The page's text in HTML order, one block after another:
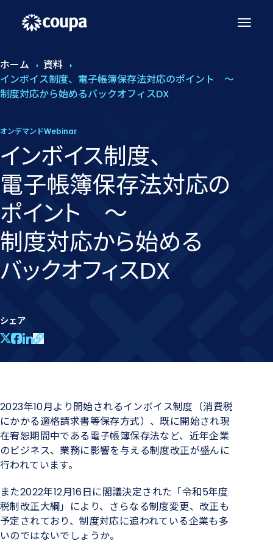
ホーム
資料
インボイス制度、電子帳簿保存法対応のポイント 〜
制度対応から始めるバックオフィスDX
オンデマンドWebinar
インボイス制度、​
電子帳簿保存法対応の​
ポイント 〜
制度対応から​始める​
バックオフィスDX
シェア
2023年10月より開始されるインボイス制度（消費税
にかかる適格請求書等保存方式）、既に開始され現
在宥恕期間中である電子帳簿保存法など、近年企業
のビジネス、業務に影響を与える制度改正が盛んに
行われています。
また2022年12月16日に閣議決定された「令和5年度
税制改正大綱」により、さらなる制度変更、改正も
予定されており、制度対応に追われている企業も多
いのではないでしょうか。